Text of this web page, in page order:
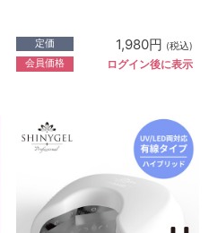
定価 1,980円 (税込)
会員価格 ログイン後に表示